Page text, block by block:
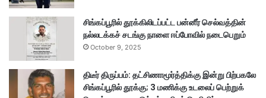
சிங்கப்பூரில் தூக்கிலிடப்பட்ட பன்னீர் செல்வத்தின்
நல்லடக்கச் சடங்கு நாளை ஈப்போவில் நடைபெறும்
October 9, 2025
திடீர் திருப்பம்: தட்சிணாமூர்த்திக்கு இன்று பிற்பகலே
சிங்கப்பூரில் தூக்கு; 3 மணிக்கு உடலைப் பெற்றுக்